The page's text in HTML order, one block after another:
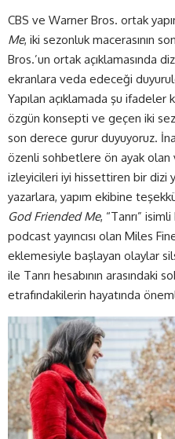
CBS ve Warner Bros. ortak
Me, iki sezonluk macerasının
Bros.’un ortak açıklamasında
ekranlara veda edeceği
Yapılan açıklamada şu ifadeler
özgün konsepti ve geçen iki
son derece gurur duyuyoruz.
özenli sohbetlere ön ayak olan
izleyicileri iyi hissettiren bir dizi
yazarlara, yapım ekibine
God Friended Me, “Tanrı”
podcast yayıncısı olan Miles
eklemesiyle başlayan olaylar
ile Tanrı hesabının arasındaki
etrafındakilerin hayatında